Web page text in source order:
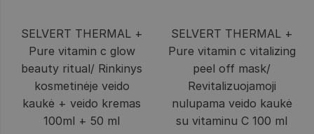
SELVERT THERMAL +
Pure vitamin c glow
beauty ritual/ Rinkinys
kosmetinėje veido
kaukė + veido kremas
100ml + 50 ml
SELVERT THERMAL +
Pure vitamin c vitalizing
peel off mask/
Revitalizuojamoji
nulupama veido kaukė
su vitaminu C 100 ml